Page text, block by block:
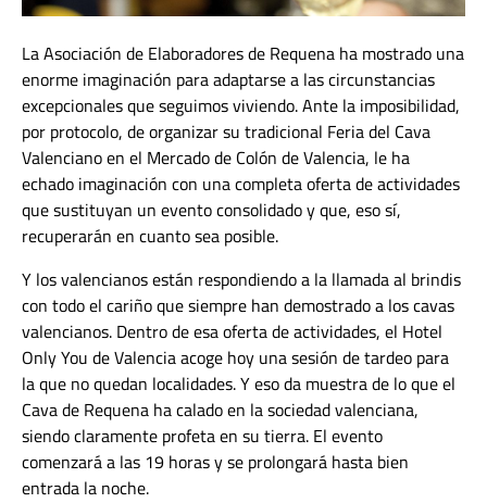
La Asociación de Elaboradores de Requena ha mostrado una
enorme imaginación para adaptarse a las circunstancias
excepcionales que seguimos viviendo. Ante la imposibilidad,
por protocolo, de organizar su tradicional Feria del Cava
Valenciano en el Mercado de Colón de Valencia, le ha
echado imaginación con una completa oferta de actividades
que sustituyan un evento consolidado y que, eso sí,
recuperarán en cuanto sea posible.
Y los valencianos están respondiendo a la llamada al brindis
con todo el cariño que siempre han demostrado a los cavas
valencianos. Dentro de esa oferta de actividades, el Hotel
Only You de Valencia acoge hoy una sesión de tardeo para
la que no quedan localidades. Y eso da muestra de lo que el
Cava de Requena ha calado en la sociedad valenciana,
siendo claramente profeta en su tierra. El evento
comenzará a las 19 horas y se prolongará hasta bien
entrada la noche.